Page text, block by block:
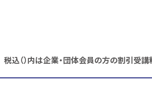
税込（）内は企業・団体会員の方の割引受講